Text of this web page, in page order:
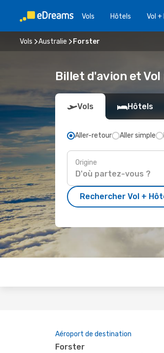
Vols Hôtels Vol +
Vols Australie Forster
Billet d'avion et
Vols Hôtels
Aller-retour Aller simple
Origine
Rechercher Vol +
Aéroport de destination
Forster